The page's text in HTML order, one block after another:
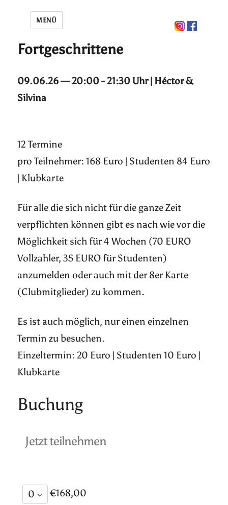
MENÜ
Fortgeschrittene
09.06.26 — 20:00 - 21:30 Uhr | Héctor &
Silvina
12 Termine
pro Teilnehmer: 168 Euro | Studenten 84 Euro
| Klubkarte
Für alle die sich nicht für die ganze Zeit
verpflichten können gibt es nach wie vor die
Möglichkeit sich für 4 Wochen (70 EURO
Vollzahler, 35 EURO für Studenten)
anzumelden oder auch mit der 8er Karte
(Clubmitglieder) zu kommen.
Es ist auch möglich, nur einen einzelnen
Termin zu besuchen.
Einzeltermin: 20 Euro | Studenten 10 Euro |
Klubkarte
Buchung
Jetzt teilnehmen
€168,00